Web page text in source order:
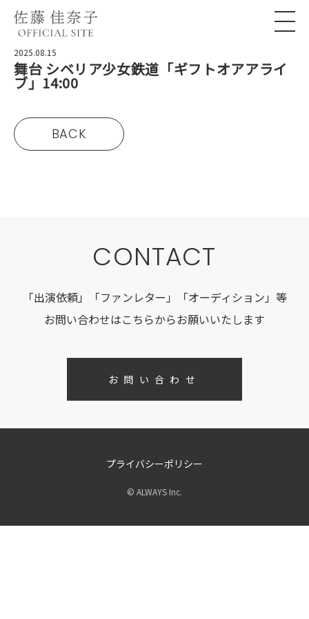
2025.08.15
舞台 シベリア少女鉄道「ギフトオアアライ
ブ」14:00
BACK
CONTACT
「出演依頼」「ファンレター」「オーディション」等
お問い合わせはこちらからお願いいたします
お問い合わせ
プライバシーポリシー
© ALWAYS Inc.